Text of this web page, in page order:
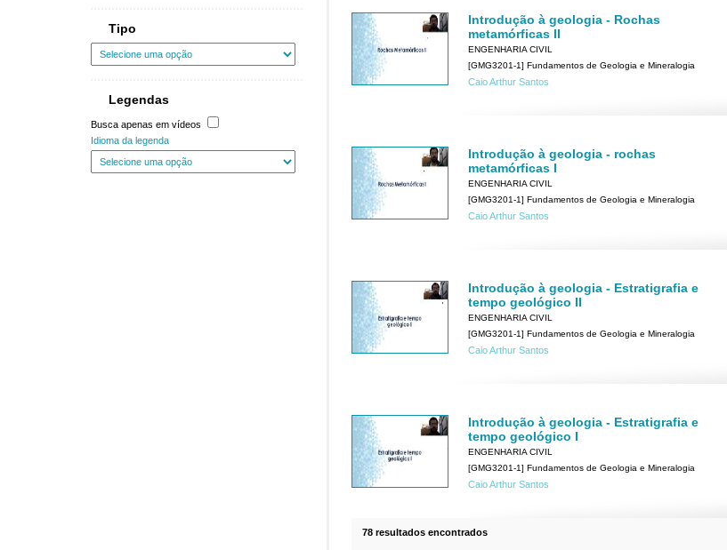
Tipo
Legendas
Busca apenas em vídeos
Idioma da legenda
Introdução à geologia - Rochas
metamórficas II
ENGENHARIA CIVIL
[GMG3201-1] Fundamentos de Geologia e Mineralogia
Caio Arthur Santos
Introdução à geologia - rochas
metamórficas I
ENGENHARIA CIVIL
[GMG3201-1] Fundamentos de Geologia e Mineralogia
Caio Arthur Santos
Introdução à geologia - Estratigrafia e
tempo geológico II
ENGENHARIA CIVIL
[GMG3201-1] Fundamentos de Geologia e Mineralogia
Caio Arthur Santos
Introdução à geologia - Estratigrafia e
tempo geológico I
ENGENHARIA CIVIL
[GMG3201-1] Fundamentos de Geologia e Mineralogia
Caio Arthur Santos
78 resultados encontrados